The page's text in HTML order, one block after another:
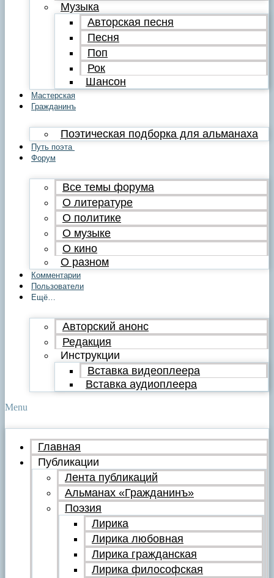
Музыка
Авторская песня
Песня
Поп
Рок
Шансон
Мастерская
Гражданинъ
Поэтическая подборка для альманаха
Путь поэта
Форум
Все темы форума
О литературе
О политике
О музыке
О кино
О разном
Комментарии
Пользователи
Ещё…
Авторский анонс
Редакция
Инструкции
Вставка видеоплеера
Вставка аудиоплеера
Menu
Главная
Публикации
Лента публикаций
Альманах «Гражданинъ»
Поэзия
Лирика
Лирика любовная
Лирика гражданская
Лирика философская